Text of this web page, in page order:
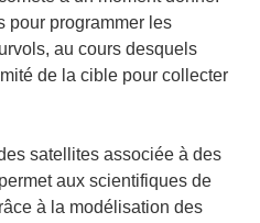
pour programmer les
au cours desquels
de la cible pour collecter
satellites associée à des
aux scientifiques de
à la modélisation des